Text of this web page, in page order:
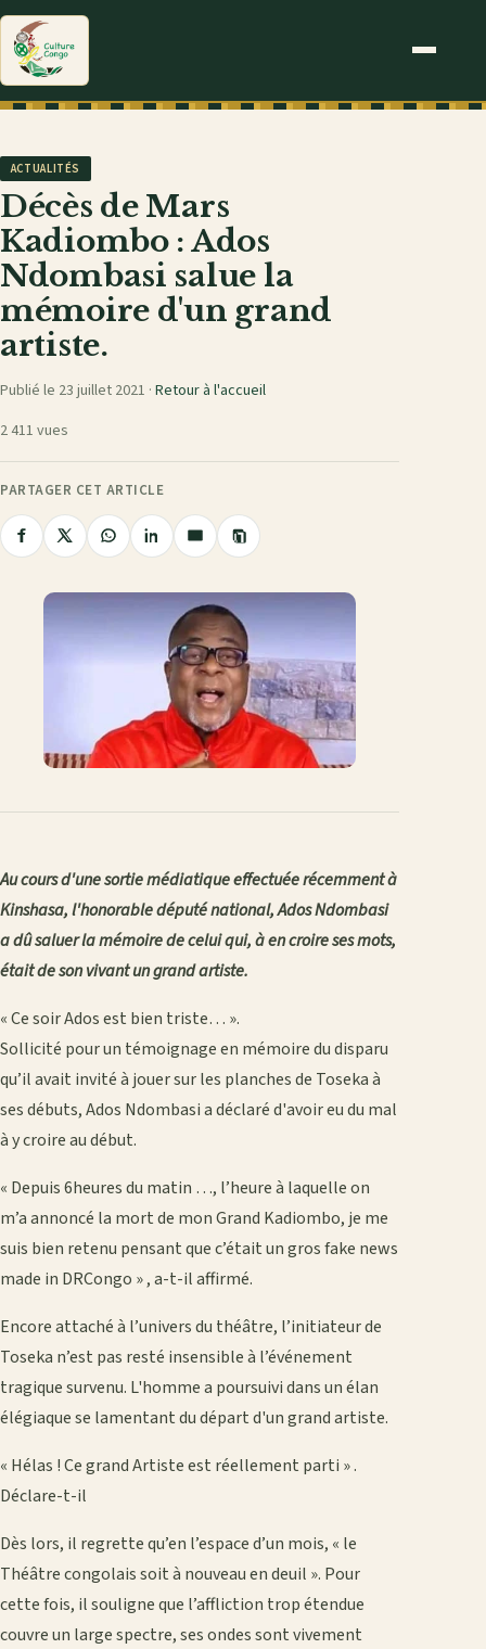
ACTUALITÉS
Décès de Mars
Kadiombo : Ados
Ndombasi salue la
mémoire d'un grand
artiste.
Publié le 23 juillet 2021 · Retour à l'accueil
2 411 vues
PARTAGER CET ARTICLE
Partager
Facebook
Partager
X
Partager
WhatsApp
Partager
LinkedIn
Partager
e-
mail
Copier
le
Au cours d'une sortie médiatique effectuée récemment à
Kinshasa, l'honorable député national, Ados Ndombasi
a dû saluer la mémoire de celui qui, à en croire ses mots,
était de son vivant un grand artiste.
« Ce soir Ados est bien triste… ».
Sollicité pour un témoignage en mémoire du disparu
qu’il avait invité à jouer sur les planches de Toseka à
ses débuts, Ados Ndombasi a déclaré d'avoir eu du mal
à y croire au début.
« Depuis 6heures du matin …, l’heure à laquelle on
m’a annoncé la mort de mon Grand Kadiombo, je me
suis bien retenu pensant que c’était un gros fake news
made in DRCongo » , a-t-il affirmé.
Encore attaché à l’univers du théâtre, l’initiateur de
Toseka n’est pas resté insensible à l’événement
tragique survenu. L'homme a poursuivi dans un élan
élégiaque se lamentant du départ d'un grand artiste.
« Hélas ! Ce grand Artiste est réellement parti » .
Déclare-t-il
Dès lors, il regrette qu’en l’espace d’un mois, « le
Théâtre congolais soit à nouveau en deuil ». Pour
cette fois, il souligne que l’affliction trop étendue
couvre un large spectre, ses ondes sont vivement